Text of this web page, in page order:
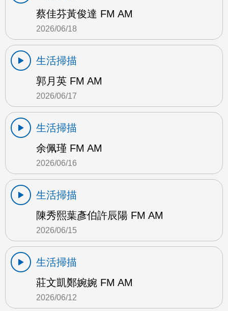
蔡佳芬黃俊達 FM AM
2026/06/18
生活掃描
郭月英 FM AM
2026/06/17
生活掃描
余佩瑾 FM AM
2026/06/16
生活掃描
陳秀熙葉彥伯許辰陽 FM AM
2026/06/15
生活掃描
莊文凱鄭婉婉 FM AM
2026/06/12